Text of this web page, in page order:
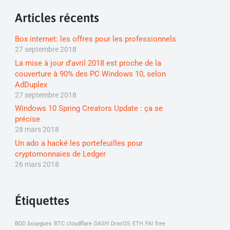
Articles récents
Box internet: les offres pour les professionnels
27 septembre 2018
La mise à jour d’avril 2018 est proche de la
couverture à 90% des PC Windows 10, selon
AdDuplex
27 septembre 2018
Windows 10 Spring Creators Update : ça se
précise
28 mars 2018
Un ado a hacké les portefeuilles pour
cryptomonnaies de Ledger
26 mars 2018
Étiquettes
BDD bouygues BTC cloudflare DASH DracOS ETH FAI free